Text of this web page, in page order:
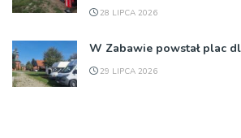
28 LIPCA 2026
W Zabawie powstał plac
29 LIPCA 2026